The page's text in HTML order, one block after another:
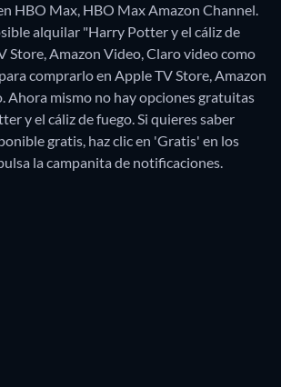
HBO Max, HBO Max Amazon Channel.
alquilar "Harry Potter y el cáliz de
Store, Amazon Video, Claro video como
comprarlo en Apple TV Store, Amazon
Ahora mismo no hay opciones gratuitas
y el cáliz de fuego. Si quieres saber
gratis, haz clic en 'Gratis' en los
la campanita de notificaciones.